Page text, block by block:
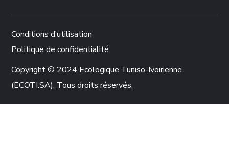
Conditions d’utilisation
Politique de confidentialité
Copyright © 2024 Ecologique Tuniso-Ivoirienne
(ECOTI.SA). Tous droits réservés.